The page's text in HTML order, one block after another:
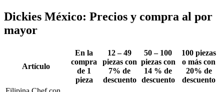
Dickies México: Precios y compra al por
mayor
Artículo
En la
compra
de 1
pieza
12 – 49
piezas con
7% de
descuento
50 – 100
piezas con
14 % de
descuento
100 piezas
o más con
20% de
descuento